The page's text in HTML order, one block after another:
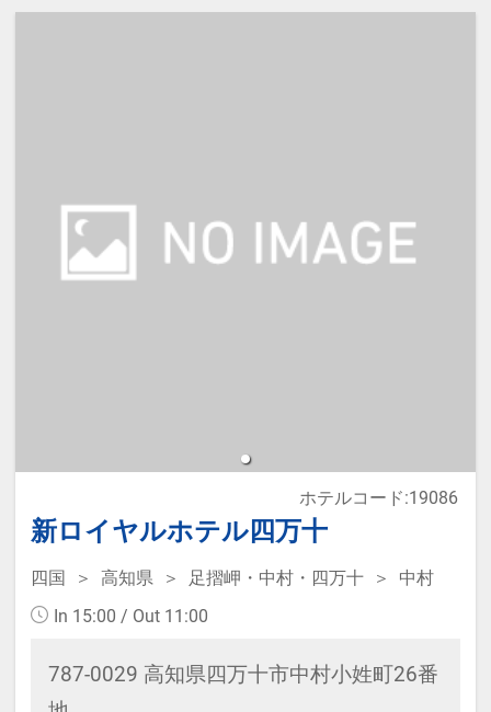
新ロイヤルホテル四万十
ホテルコード:19086
四国 高知県 足摺岬・中村・四万十
中村
In 15:00 / Out 11:00
787-0029 高知県四万十市中村小姓町26番